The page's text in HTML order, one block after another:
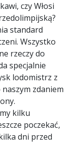
czy Włosi
standard
Wszystko
rzeczy do
specjalnie
lodomistrz z
zdaniem
kilku
poczekać,
dni przed